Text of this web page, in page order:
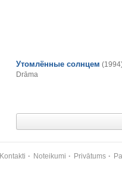
Утомлённые солнцем
Drāma
Kontakti Noteikumi Privātums